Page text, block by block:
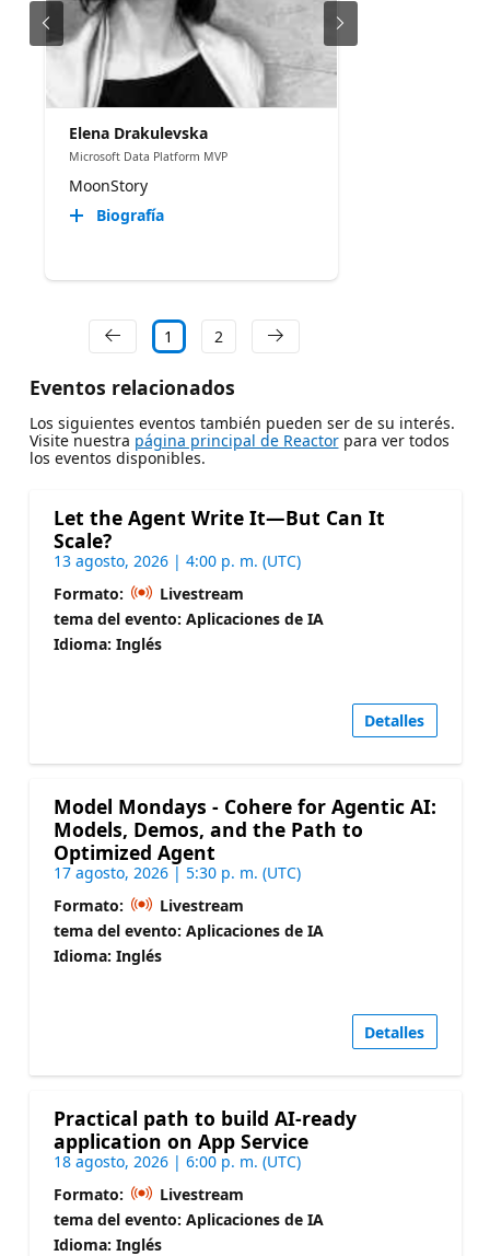
Elena Drakulevska
Microsoft Data Platform MVP
MoonStory
Biografía
1 2
Eventos relacionados
Los siguientes eventos también pueden ser de su interés.
Visite nuestra página principal de Reactorpara ver todos
los eventos disponibles.
Let the Agent Write It—But Can It
Scale?
13 agosto, 2026 | 4:00 p. m. (UTC)
Formato:
Livestream
tema del evento: Aplicaciones de IA
Idioma: Inglés
Detalles
Model Mondays - Cohere for Agentic AI:
Models, Demos, and the Path to
Optimized Agent
17 agosto, 2026 | 5:30 p. m. (UTC)
Formato:
Livestream
tema del evento: Aplicaciones de IA
Idioma: Inglés
Detalles
Practical path to build AI-ready
application on App Service
18 agosto, 2026 | 6:00 p. m. (UTC)
Formato:
Livestream
tema del evento: Aplicaciones de IA
Idioma: Inglés